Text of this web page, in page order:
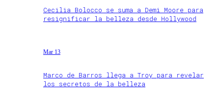
Cecilia Bolocco se suma a Demi Moore para
resignificar la belleza desde Hollywood
Mar 13
Marco de Barros llega a Troy para revelar
los secretos de la belleza